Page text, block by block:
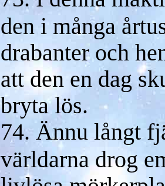
den i många
drabanter och
att den en dag
bryta lös.
74. Ännu långt
världarna drog